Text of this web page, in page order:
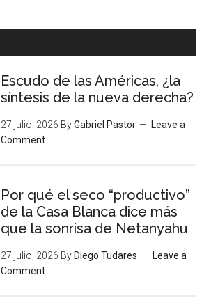
Escudo de las Américas, ¿la
síntesis de la nueva derecha?
27 julio, 2026 ByGabriel Pastor
Leave a
Comment
Por qué el seco “productivo”
de la Casa Blanca dice más
que la sonrisa de Netanyahu
27 julio, 2026 By Diego Tudares
Leave a
Comment